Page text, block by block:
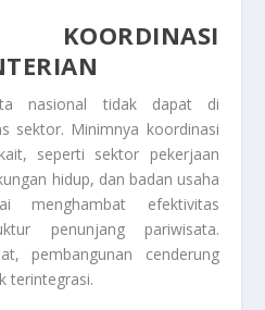
KOORDINASI
nasional tidak dapat di
sektor. Minimnya koordinasi
seperti sektor pekerjaan
hidup, dan badan usaha
efektivitas
penunjang pariwisata.
pembangunan cenderung
terintegrasi.